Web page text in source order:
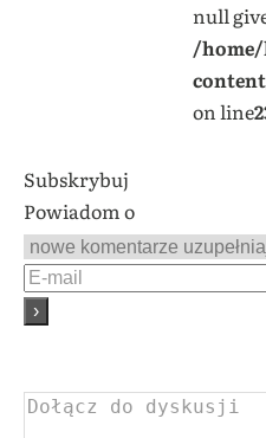
null
/
on line
Subskrybuj
Powiadom o